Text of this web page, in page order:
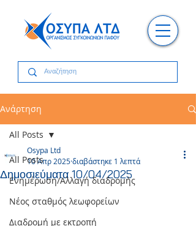
Ανάρτηση
All Posts
Ενημέρωση/Αλλαγή διαδρομής
Νέος σταθμός λεωφορείων
Διαδρομή με εκτροπή
All Posts
Δημοσιεύματα 10/04/2025
Osypa Ltd
10 Απρ 2025διαβάστηκε 1 λεπτά